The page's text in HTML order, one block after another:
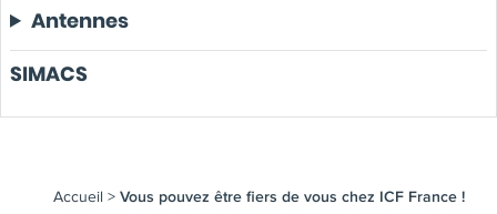
Antennes
SIMACS
Accueil > Vous pouvez être fiers de vous chez ICF France !